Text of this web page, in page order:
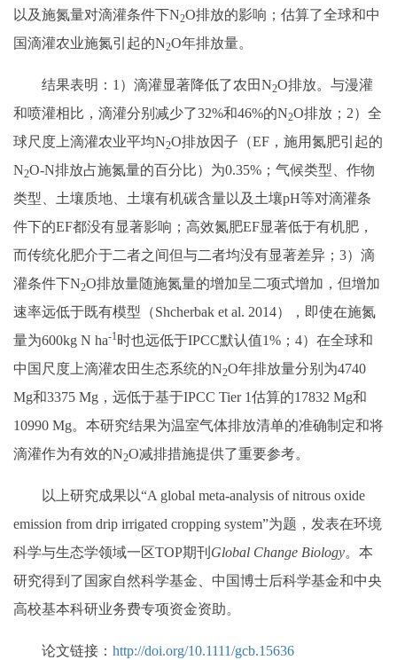
以及施氮量对滴灌条件下N2O排放的影响；估算了全球和中
国滴灌农业施氮引起的N2O年排放量。
结果表明：1）滴灌显著降低了农田N2O排放。与漫灌
和喷灌相比，滴灌分别减少了32%和46%的N2O排放；2）全
球尺度上滴灌农业平均N2O排放因子（EF，施用氮肥引起的
N2O-N排放占施氮量的百分比）为0.35%；气候类型、作物
类型、土壤质地、土壤有机碳含量以及土壤pH等对滴灌条
件下的EF都没有显著影响；高效氮肥EF显著低于有机肥，
而传统化肥介于二者之间但与二者均没有显著差异；3）滴
灌条件下N2O排放量随施氮量的增加呈二项式增加，但增加
速率远低于既有模型（Shcherbak et al. 2014），即使在施氮
量为600kg N ha-1时也远低于IPCC默认值1%；4）在全球和
中国尺度上滴灌农田生态系统的N2O年排放量分别为4740
Mg和3375 Mg，远低于基于IPCC Tier 1估算的17832 Mg和
10990 Mg。本研究结果为温室气体排放清单的准确制定和将
滴灌作为有效的N2O减排措施提供了重要参考。
以上研究成果以“A global meta-analysis of nitrous oxide
emission from drip irrigated cropping system”为题，发表在环境
科学与生态学领域一区TOP期刊 Global Change Biology。本
研究得到了国家自然科学基金、中国博士后科学基金和中央
高校基本科研业务费专项资金资助。
论文链接： http://doi.org/10.1111/gcb.15636